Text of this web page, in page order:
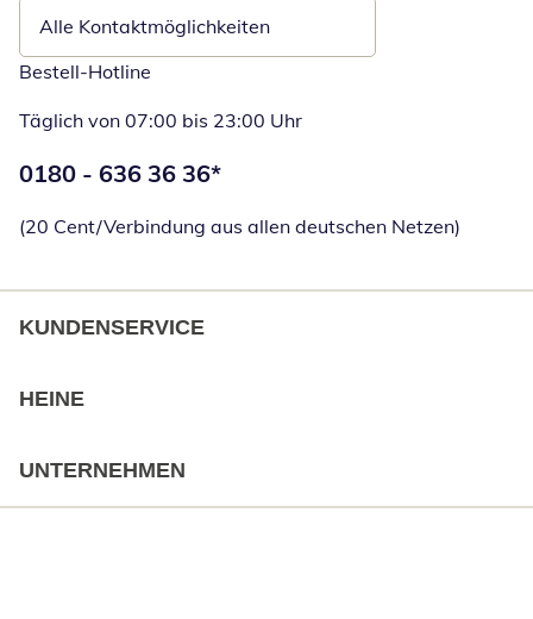
Alle Kontaktmöglichkeiten
Bestell-Hotline
Täglich von 07:00 bis 23:00 Uhr
Telefonnummer:
0180 - 636 36 36*
(20 Cent/Verbindung aus allen deutschen Netzen)
KUNDENSERVICE
HEINE
UNTERNEHMEN